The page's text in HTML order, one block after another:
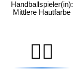
Handballspieler(in):
Mittlere Hautfarbe
🤾‍♂️